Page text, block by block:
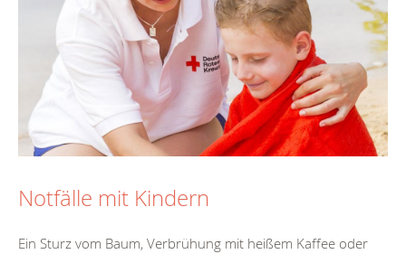
Notfälle mit Kindern
Ein Sturz vom Baum, Verbrühung mit heißem Kaffee oder